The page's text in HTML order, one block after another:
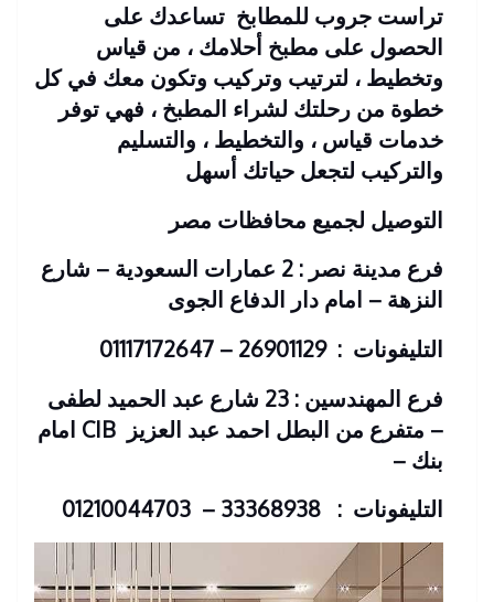
تراست جروب للمطابخ تساعدك على
الحصول على مطبخ أحلامك ، من قياس
وتخطيط ، لترتيب وتركيب وتكون معك في كل
خطوة من رحلتك لشراء المطبخ ، فهي توفر
خدمات قياس ، والتخطيط ، والتسليم
والتركيب لتجعل حياتك أسهل
التوصيل لجميع محافظات مصر
فرع مدينة نصر : 2 عمارات السعودية – شارع
النزهة – امام دار الدفاع الجوى
التليفونات : 26901129 – 01117172647
فرع المهندسين : 23 شارع عبد الحميد لطفى
– متفرع من البطل احمد عبد العزيز
CIB امام
بنك –
التليفونات : 33368938 – 01210044703